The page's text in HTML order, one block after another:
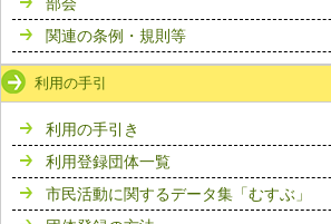
部会
関連の条例・規則等
利用の手引
利用の手引き
利用登録団体一覧
市民活動に関するデータ集「むすぶ」